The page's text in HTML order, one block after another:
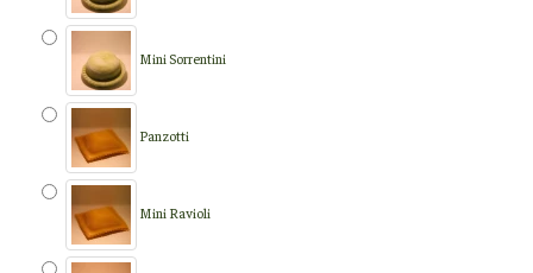
Mini Sorrentini
Panzotti
Mini Ravioli